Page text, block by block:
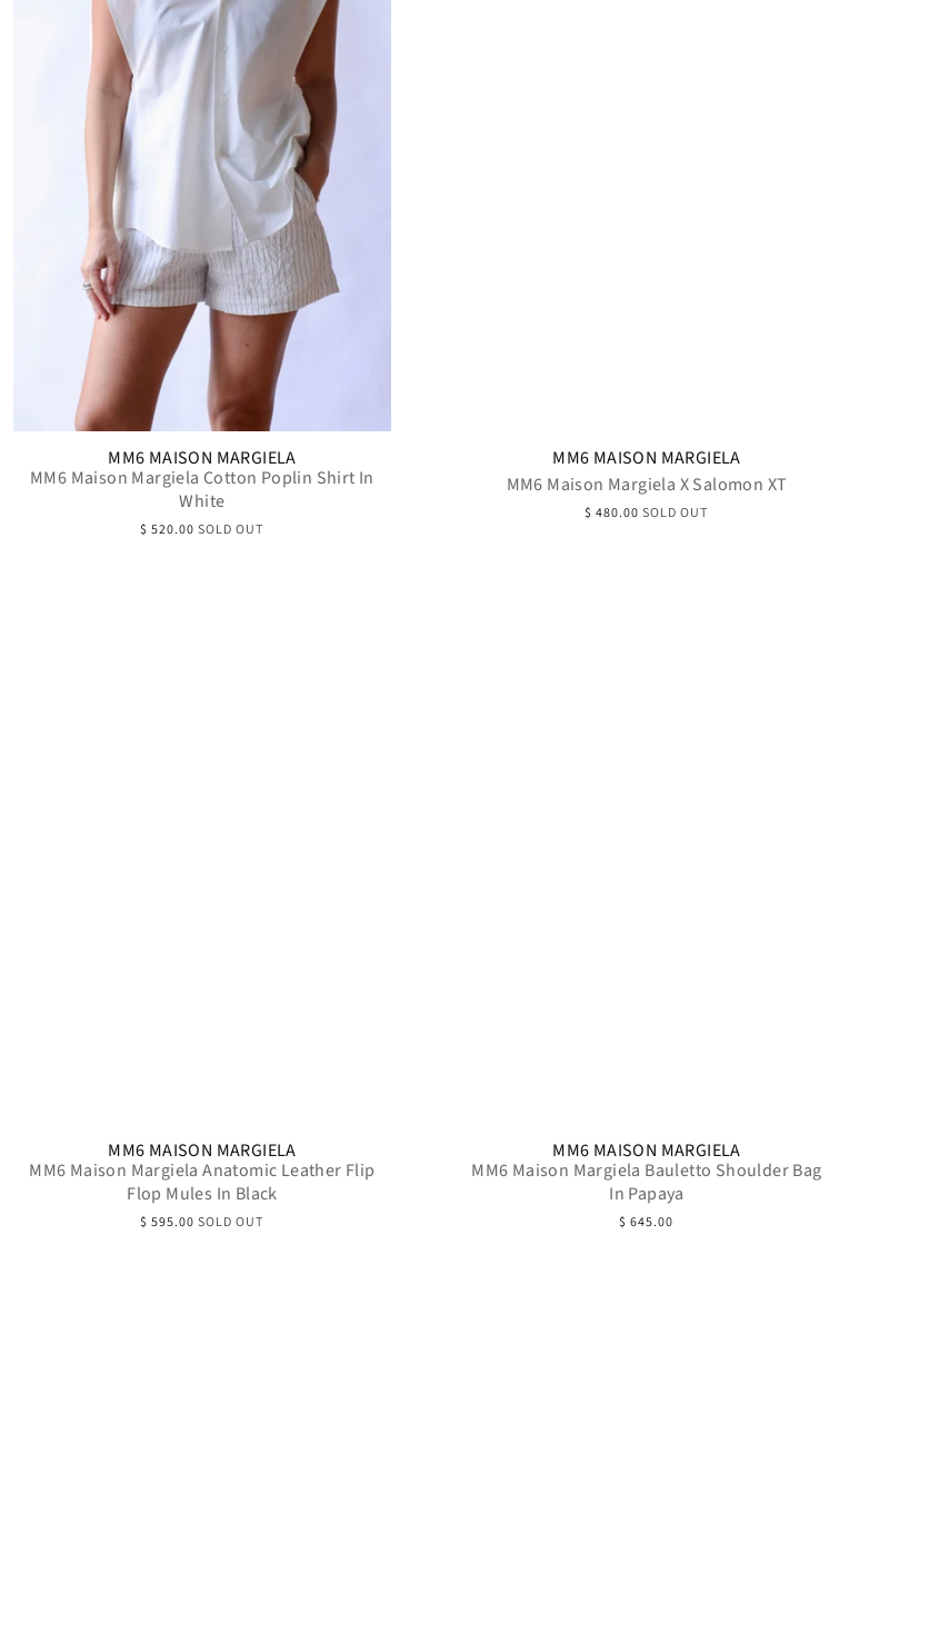
MM6 MAISON MARGIELA
MM6 Maison Margiela Cotton Poplin Shirt In
White
$ 520.00 SOLD OUT
MM6 MAISON MARGIELA
MM6 Maison Margiela X Salomon XT
$ 480.00 SOLD OUT
MM6 MAISON MARGIELA
MM6 Maison Margiela Anatomic Leather Flip
Flop Mules In Black
$ 595.00 SOLD OUT
MM6 MAISON MARGIELA
MM6 Maison Margiela Bauletto Shoulder Bag
In Papaya
$ 645.00